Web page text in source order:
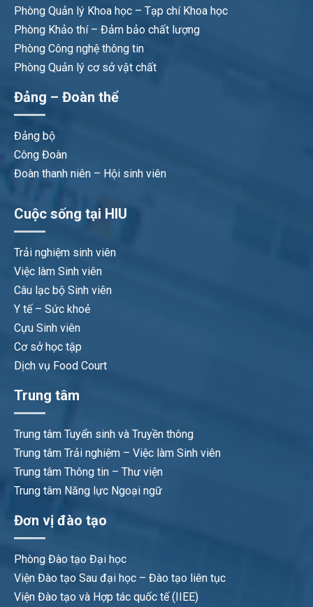
Phòng Quản lý Khoa học – Tạp chí Khoa học
Phòng Khảo thí – Đảm bảo chất lượng
Phòng Công nghệ thông tin
Phòng Quản lý cơ sở vật chất
Đảng – Đoàn thể
Đảng bộ
Công Đoàn
Đoàn thanh niên – Hội sinh viên
Cuộc sống tại HIU
Trải nghiệm sinh viên
Việc làm Sinh viên
Câu lạc bộ Sinh viên
Y tế – Sức khoẻ
Cựu Sinh viên
Cơ sở học tập
Dịch vụ Food Court
Trung tâm
Trung tâm Tuyển sinh và Truyền thông
Trung tâm Trải nghiệm – Việc làm Sinh viên
Trung tâm Thông tin – Thư viện
Trung tâm Năng lực Ngoại ngữ
Đơn vị đào tạo
Phòng Đào tạo Đại học
Viện Đào tạo Sau đại học – Đào tạo liên tục
Viện Đào tạo và Hợp tác quốc tế (IIEE)